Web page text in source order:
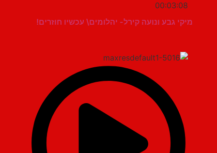
00:03:08
מיקי גבע ונועה קירל- יהלומים\ עכשיו חוזרים!